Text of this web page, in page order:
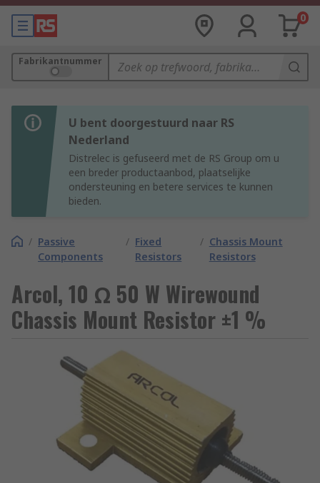
0
Fabrikantnummer
U bent doorgestuurd naar RS
Nederland
Distrelec is gefuseerd met de RS Group om u
een breder productaanbod, plaatselijke
ondersteuning en betere services te kunnen
bieden.
/ Passive
Components
/ Fixed
Resistors
/ Chassis Mount
Resistors
Arcol, 10 Ω 50 W Wirewound
Chassis Mount Resistor ±1 %